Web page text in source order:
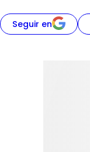
Seguir en